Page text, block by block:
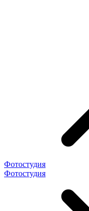
Фотостудия
Фотостудия